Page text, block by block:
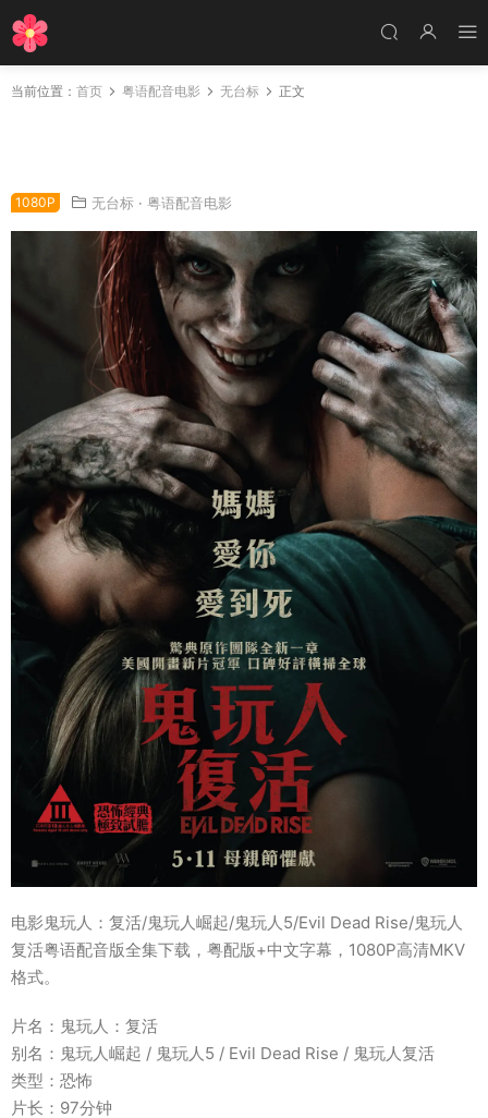
当前位置： 首页 粤语配音电影 无台标 正文
1080P 无台标 · 粤语配音电影
电影鬼玩人：复活/鬼玩人崛起/鬼玩人5/Evil Dead Rise/鬼玩人
复活粤语配音版全集下载，粤配版+中文字幕，1080P高清MKV
格式。
片名：鬼玩人：复活
别名：鬼玩人崛起 / 鬼玩人5 / Evil Dead Rise / 鬼玩人复活
类型：恐怖
片长：97分钟